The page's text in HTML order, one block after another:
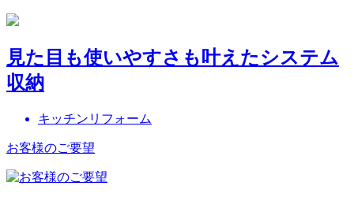
見た目も使いやすさも叶えたシステム
収納
キッチンリフォーム
お客様のご要望